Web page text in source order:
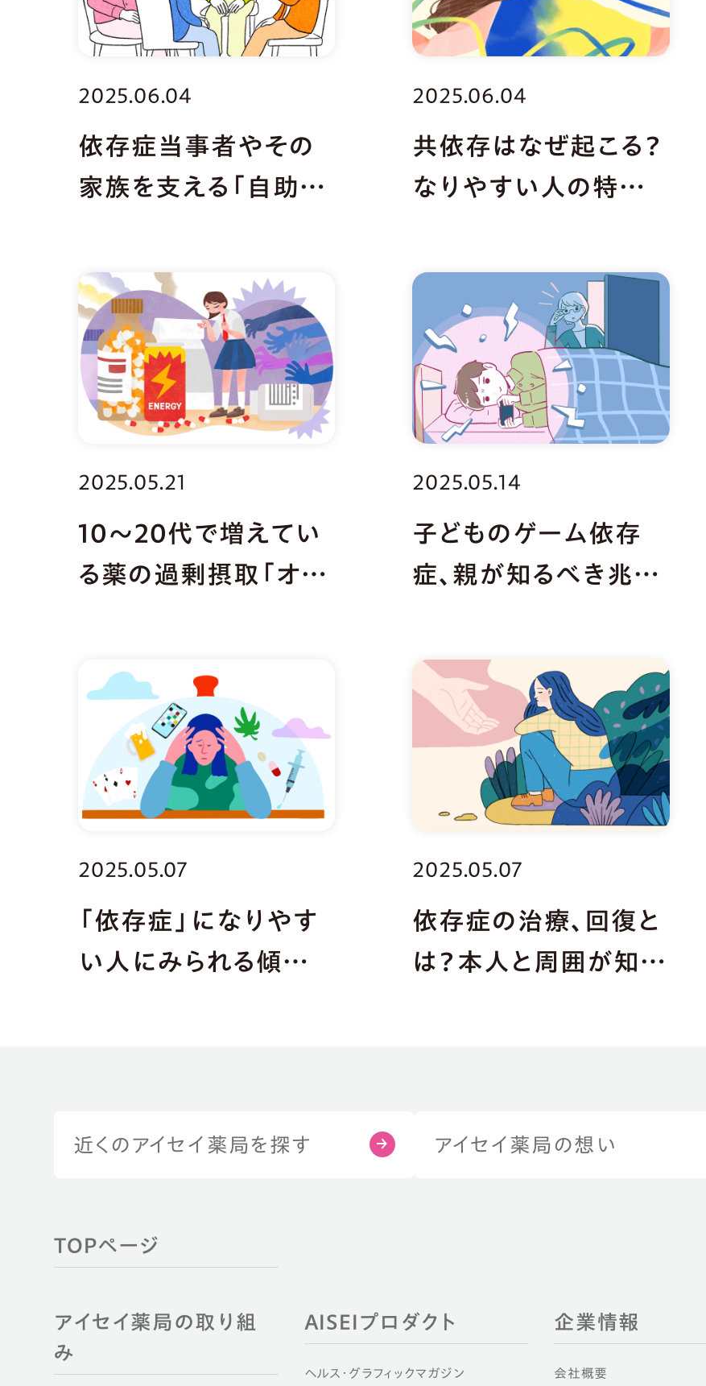
2025.06.04
依存症当事者やその
家族を支える「自助グ
2025.06.04
共依存はなぜ起こる？
なりやすい人の特徴と
2025.05.21
10～20代で増えてい
る薬の過剰摂取「オー
2025.05.14
子どものゲーム依存
症、親が知るべき兆候
2025.05.07
「依存症」になりやす
い人にみられる傾向
2025.05.07
依存症の治療、回復と
は？本人と周囲が知っ
近くのアイセイ薬局を探す アイセイ薬局の想い
TOPページ
アイセイ薬局の取り組
み
AISEIプロダクト
ヘルス・グラフィックマガジン
企業情報
会社概要